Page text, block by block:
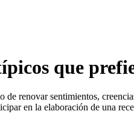
que
de renovar sentimientos,
en la elaboración de una